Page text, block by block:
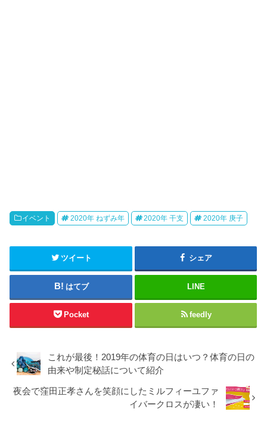
イベント 2020年 ねずみ年 2020年 干支 2020年 庚子
ツイート シェア
はてブ LINE
Pocket feedly
これが最後！2019年の体育の日はいつ？体育の日の
由来や制定秘話について紹介
夜会で窪田正孝さんを笑顔にしたミルフィーユファ
イバークロスが凄い！